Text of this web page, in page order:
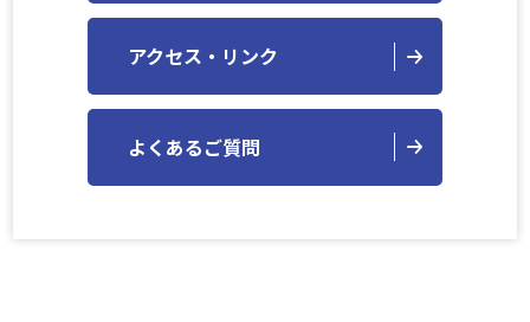
アクセス・リンク
よくあるご質問